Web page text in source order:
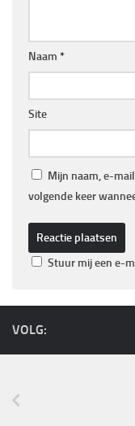
Naam *
Site
Mijn naam, e-
volgende keer
Stuur mij een e-
VOLG: